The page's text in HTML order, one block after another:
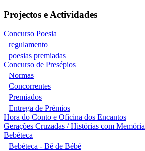
Projectos e Actividades
Concurso Poesia
regulamento
poesias premiadas
Concurso de Presépios
Normas
Concorrentes
Premiados
Entrega de Prémios
Hora do Conto e Oficina dos Encantos
Gerações Cruzadas / Histórias com Memória
Bebéteca
Bebéteca - Bê de Bébé